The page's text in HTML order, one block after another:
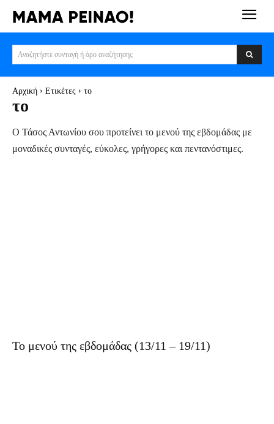
Αναζητήστε συνταγή ή όρο αναζήτησης
Αρχική Ετικέτες το
το
Ο Τάσος Αντωνίου σου προτείνει το μενού της εβδομάδας με
μοναδικές συνταγές, εύκολες, γρήγορες και πεντανόστιμες.
Το μενού της εβδομάδας (13/11 – 19/11)